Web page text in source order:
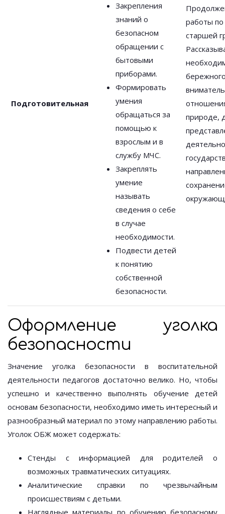
Подготовительная
Закрепления
знаний о
безопасном
обращении с
бытовыми
приборами.
Формировать
умения
обращаться за
помощью к
взрослым и в
службу МЧС.
Закреплять
умение
называть
сведения о себе
в случае
необходимости.
Подвести детей
к понятию
собственной
безопасности.
работы
старшей
природе,
Оформление уголка
безопасности
Значение уголка безопасности в воспитательной
деятельности педагогов достаточно велико. Но, чтобы
успешно и качественно выполнять обучение детей
основам безопасности, необходимо иметь интересный и
разнообразный материал по этому направлению работы.
Уголок ОБЖ может содержать:
Стенды с информацией для родителей о
возможных травматических ситуациях.
Аналитические справки по чрезвычайным
происшествиям с детьми.